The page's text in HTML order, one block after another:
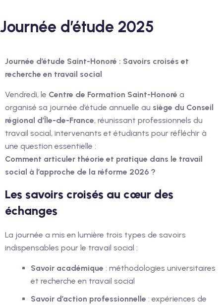
Journée d’étude 2025
Journée d’étude Saint-Honoré : Savoirs croisés et
recherche en travail social
Vendredi, le Centre de Formation Saint-Honoré a
organisé sa journée d’étude annuelle au siège du Conseil
régional d’Île-de-France, réunissant professionnels du
travail social, intervenants et étudiants pour réfléchir à
une question essentielle :
Comment articuler théorie et pratique dans le travail
social à l’approche de la réforme 2026 ?
Les savoirs croisés au cœur des
échanges
La journée a mis en lumière trois types de savoirs
indispensables pour le travail social :
Savoir académique : méthodologies universitaires
et recherche en travail social
Savoir d’action professionnelle : expériences de